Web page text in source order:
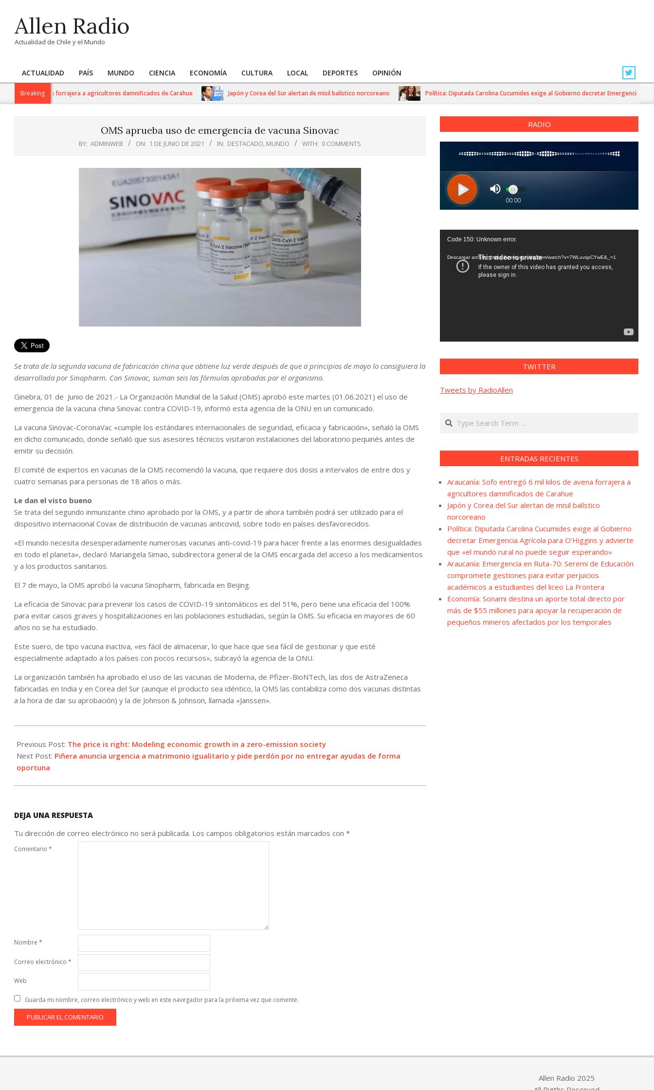
contentAllen Radio
Actualidad de Chile y el Mundo
Primary
Navigation
ACTUALIDAD PAÍS MUNDO CIENCIA ECONOMÍA CULTURA LOCAL DEPORTES OPINIÓN
Breaking
de avena forrajera a agricultores damnificados de Carahue Japón y Corea del Sur alertan de misil balístico norcoreano Política: Diputada Carolina Cucumides exige al Gobierno decretar Emergencia
OMS aprueba uso de emergencia de vacuna Sinovac
BY: ADMINWEB ON: 1 DE JUNIO DE 2021 IN: DESTACADO, MUNDO WITH: 0 COMMENTS
Se trata de la segunda vacuna de fabricación china que obtiene luz verde después de que a principios de mayo lo consiguiera la
desarrollada por Sinopharm. Con Sinovac, suman seis las fórmulas aprobadas por el organismo.
Ginebra, 01 de Junio de 2021.- La Organización Mundial de la Salud (OMS) aprobó este martes (01.06.2021) el uso de
emergencia de la vacuna china Sinovac contra COVID-19, informó esta agencia de la ONU en un comunicado.
La vacuna Sinovac-CoronaVac «cumple los estándares internacionales de seguridad, eficacia y fabricación», señaló la OMS
en dicho comunicado, donde señaló que sus asesores técnicos visitaron instalaciones del laboratorio pequinés antes de
emitir su decisión.
El comité de expertos en vacunas de la OMS recomendó la vacuna, que requiere dos dosis a intervalos de entre dos y
cuatro semanas para personas de 18 años o más.
Le dan el visto bueno
Se trata del segundo inmunizante chino aprobado por la OMS, y a partir de ahora también podrá ser utilizado para el
dispositivo internacional Covax de distribución de vacunas anticovid, sobre todo en países desfavorecidos.
«El mundo necesita desesperadamente numerosas vacunas anti-covid-19 para hacer frente a las enormes desigualdades
en todo el planeta», declaró Mariangela Simao, subdirectora general de la OMS encargada del acceso a los medicamientos
y a los productos sanitarios.
El 7 de mayo, la OMS aprobó la vacuna Sinopharm, fabricada en Beijing.
La eficacia de Sinovac para prevenir los casos de COVID-19 sintomáticos es del 51%, pero tiene una eficacia del 100%
para evitar casos graves y hospitalizaciones en las poblaciones estudiadas, según la OMS. Su eficacia en mayores de 60
años no se ha estudiado.
Este suero, de tipo vacuna inactiva, «es fácil de almacenar, lo que hace que sea fácil de gestionar y que esté
especialmente adaptado a los países con pocos recursos», subrayó la agencia de la ONU.
La organización también ha aprobado el uso de las vacunas de Moderna, de Pfizer-BioNTech, las dos de AstraZeneca
fabricadas en India y en Corea del Sur (aunque el producto sea idéntico, la OMS las contabiliza como dos vacunas distintas
a la hora de dar su aprobación) y la de Johnson & Johnson, llamada «Janssen».
06-
01
Previous Post: The price is right: Modeling economic growth in a zero-emission society
Next Post: Piñera anuncia urgencia a matrimonio igualitario y pide perdón por no entregar ayudas de forma
oportuna
DEJA UNA RESPUESTA
Tu dirección de correo electrónico no será publicada. Los campos obligatorios están marcados con *
Comentario *
Nombre *
Correo electrónico *
Web
Guarda mi nombre, correo electrónico y web en este navegador para la próxima vez que comente.
RADIO
Reproductor
vídeo
Code 150: Unknown error.
Descargar archivo: https://www.youtube.com/watch?v=7WLuvspCYwE&_=1
TWITTER
Tweets by RadioAllen
Search
ENTRADAS RECIENTES
Araucanía: Sofo entregó 6 mil kilos de avena forrajera a
agricultores damnificados de Carahue
Japón y Corea del Sur alertan de misil balístico
norcoreano
Política: Diputada Carolina Cucumides exige al Gobierno
decretar Emergencia Agrícola para O’Higgins y advierte
que «el mundo rural no puede seguir esperando»
Araucanía: Emergencia en Ruta-70: Seremi de Educación
compromete gestiones para evitar perjuicios
académicos a estudiantes del liceo La Frontera
Economía: Sonami destina un aporte total directo por
más de $55 millones para apoyar la recuperación de
pequeños mineros afectados por los temporales
Allen Radio 2025